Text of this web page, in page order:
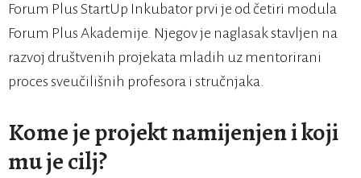
Forum Plus StartUp Inkubator prvi je od četiri modula
Forum Plus Akademije. Njegov je naglasak stavljen na
razvoj društvenih projekata mladih uz mentorirani
proces sveučilišnih profesora i stručnjaka.
Kome je projekt namijenjen i koji
mu je cilj?